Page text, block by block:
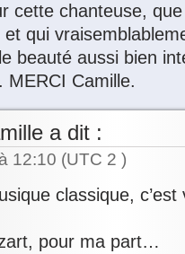
cette chanteuse,
qui
beauté aussi bien
MERCI Camille.
a dit :
12:10 (UTC 2 )
classique,
pour ma part…